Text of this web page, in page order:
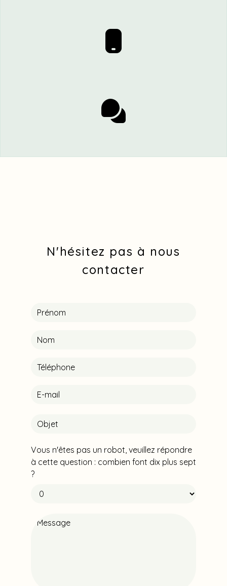
N'hésitez pas à nous
contacter
Vous n'êtes pas un robot, veuillez répondre
à cette question : combien font dix plus sept
?